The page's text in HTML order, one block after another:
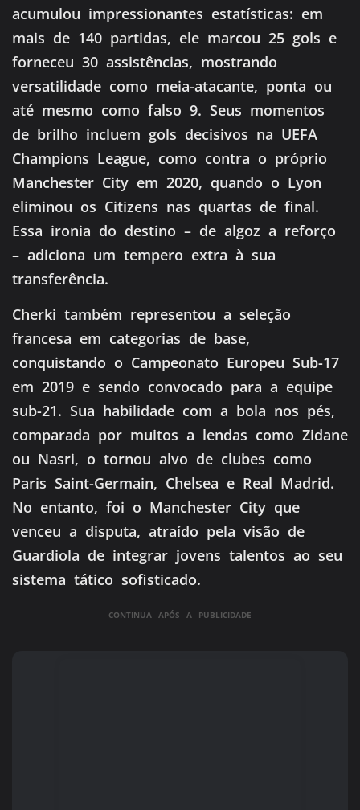
acumulou impressionantes estatísticas: em
mais de 140 partidas, ele marcou 25 gols e
forneceu 30 assistências, mostrando
versatilidade como meia-atacante, ponta ou
até mesmo como falso 9. Seus momentos
de brilho incluem gols decisivos na UEFA
Champions League, como contra o próprio
Manchester City em 2020, quando o Lyon
eliminou os Citizens nas quartas de final.
Essa ironia do destino – de algoz a reforço
– adiciona um tempero extra à sua
transferência.
Cherki também representou a seleção
francesa em categorias de base,
conquistando o Campeonato Europeu Sub-17
em 2019 e sendo convocado para a equipe
sub-21. Sua habilidade com a bola nos pés,
comparada por muitos a lendas como Zidane
ou Nasri, o tornou alvo de clubes como
Paris Saint-Germain, Chelsea e Real Madrid.
No entanto, foi o Manchester City que
venceu a disputa, atraído pela visão de
Guardiola de integrar jovens talentos ao seu
sistema tático sofisticado.
CONTINUA APÓS A PUBLICIDADE